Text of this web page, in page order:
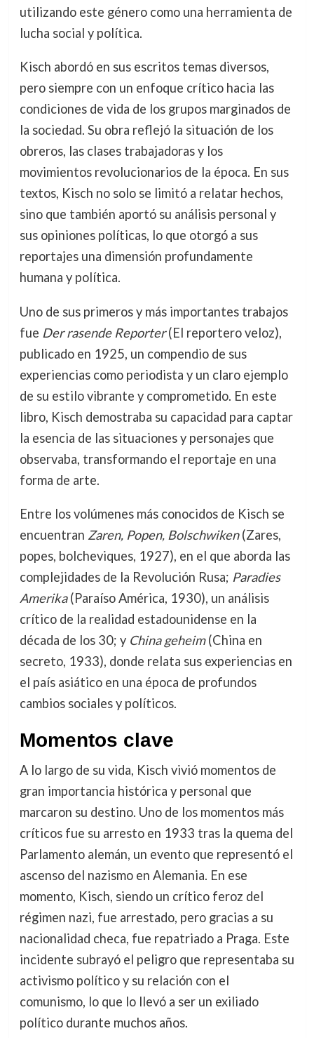
utilizando este género como una herramienta de
lucha social y política.
Kisch abordó en sus escritos temas diversos,
pero siempre con un enfoque crítico hacia las
condiciones de vida de los grupos marginados de
la sociedad. Su obra reflejó la situación de los
obreros, las clases trabajadoras y los
movimientos revolucionarios de la época. En sus
textos, Kisch no solo se limitó a relatar hechos,
sino que también aportó su análisis personal y
sus opiniones políticas, lo que otorgó a sus
reportajes una dimensión profundamente
humana y política.
Uno de sus primeros y más importantes trabajos
fue Der rasende Reporter(El reportero veloz),
publicado en 1925, un compendio de sus
experiencias como periodista y un claro ejemplo
de su estilo vibrante y comprometido. En este
libro, Kisch demostraba su capacidad para captar
la esencia de las situaciones y personajes que
observaba, transformando el reportaje en una
forma de arte.
Entre los volúmenes más conocidos de Kisch se
encuentran Zaren, Popen, Bolschwiken(Zares,
popes, bolcheviques, 1927), en el que aborda las
complejidades de la Revolución Rusa; Paradies
Amerika(Paraíso América, 1930), un análisis
crítico de la realidad estadounidense en la
década de los 30; y China geheim(China en
secreto, 1933), donde relata sus experiencias en
el país asiático en una época de profundos
cambios sociales y políticos.
Momentos clave
A lo largo de su vida, Kisch vivió momentos de
gran importancia histórica y personal que
marcaron su destino. Uno de los momentos más
críticos fue su arresto en 1933 tras la quema del
Parlamento alemán, un evento que representó el
ascenso del nazismo en Alemania. En ese
momento, Kisch, siendo un crítico feroz del
régimen nazi, fue arrestado, pero gracias a su
nacionalidad checa, fue repatriado a Praga. Este
incidente subrayó el peligro que representaba su
activismo político y su relación con el
comunismo, lo que lo llevó a ser un exiliado
político durante muchos años.